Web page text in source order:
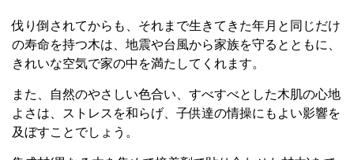
伐り倒されてからも、それまで生きてきた年月と同じだけ
の寿命を持つ木は、地震や台風から家族を守るとともに、
きれいな空気で家の中を満たしてくれます。
また、自然のやさしい色合い、すべすべとした木肌の心地
よさは、ストレスを和らげ、子供達の情操にもよい影響を
及ぼすことでしょう。